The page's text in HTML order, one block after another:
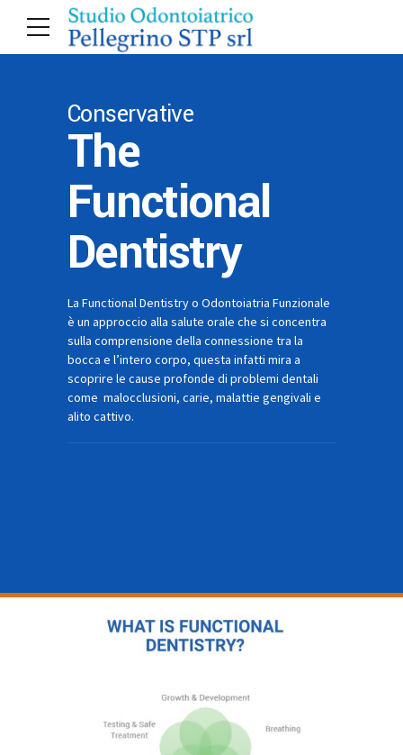
Conservative
The
Functional
Dentistry
La Functional Dentistry o Odontoiatria Funzionale
è un approccio alla salute orale che si concentra
sulla comprensione della connessione tra la
bocca e l’intero corpo, questa infatti mira a
scoprire le cause profonde di problemi dentali
come malocclusioni, carie, malattie gengivali e
alito cattivo.